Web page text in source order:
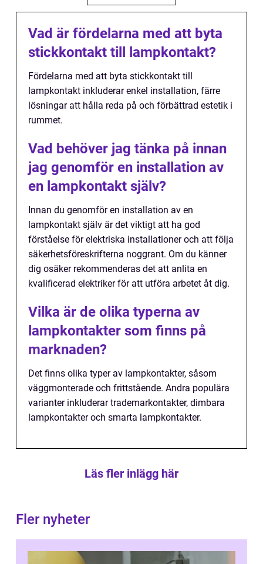
Vad är fördelarna med att byta
stickkontakt till lampkontakt?
Fördelarna med att byta stickkontakt till
lampkontakt inkluderar enkel installation, färre
lösningar att hålla reda på och förbättrad estetik i
rummet.
Vad behöver jag tänka på innan
jag genomför en installation av
en lampkontakt själv?
Innan du genomför en installation av en
lampkontakt själv är det viktigt att ha god
förståelse för elektriska installationer och att följa
säkerhetsföreskrifterna noggrant. Om du känner
dig osäker rekommenderas det att anlita en
kvalificerad elektriker för att utföra arbetet åt dig.
Vilka är de olika typerna av
lampkontakter som finns på
marknaden?
Det finns olika typer av lampkontakter, såsom
väggmonterade och frittstående. Andra populära
varianter inkluderar trademarkontakter, dimbara
lampkontakter och smarta lampkontakter.
Läs fler inlägg här
Fler nyheter